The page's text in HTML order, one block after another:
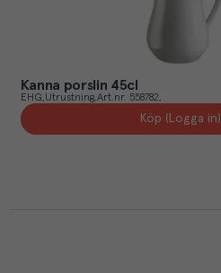
Kanna porslin 45cl
EHG Utrustning Art.nr. 558782
Köp (Logga in)